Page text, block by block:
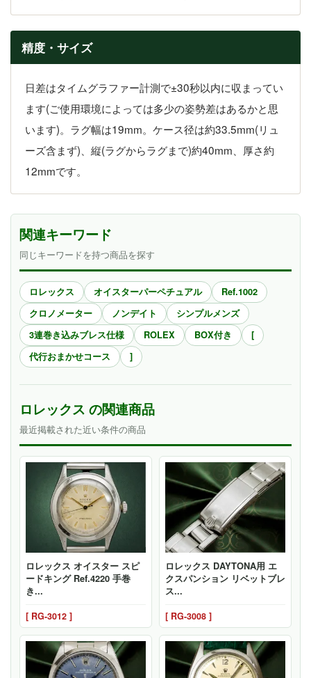
精度・サイズ
日差はタイムグラファー計測で±30秒以内に収まってい
ます(ご使用環境によっては多少の姿勢差はあるかと思
います)。ラグ幅は19mm。ケース径は約33.5mm(リュ
ーズ含まず)、縦(ラグからラグまで)約40mm、厚さ約
12mmです。
関連キーワード
同じキーワードを持つ商品を探す
ロレックス オイスターパーペチュアル
Ref.1002
クロノメーター
ノンデイト
シンプルメンズ
3連巻き込みブレス仕様
ROLEX BOX付き
[
代行おまかせコース
]
ロレックス の関連商品
最近掲載された近い条件の商品
ロレックス オイスター スピ
ードキング Ref.4220 手巻
き...
[ RG-3012 ]
ロレックス DAYTONA用 エ
クスパンション リベットブレ
ス...
[ RG-3008 ]